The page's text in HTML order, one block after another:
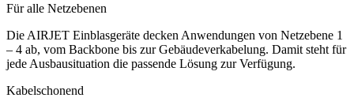
Für alle Netzebenen
Die AIRJET Einblasgeräte decken Anwendungen von Netzebene 1
– 4 ab, vom Backbone bis zur Gebäudeverkabelung. Damit steht für
jede Ausbausituation die passende Lösung zur Verfügung.
Kabelschonend